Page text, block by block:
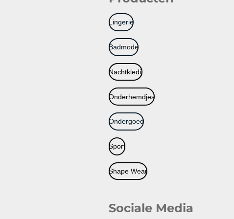
Lingerie
Badmode
Nachtkledij
Onderhemdjes
Ondergoed
Sport
Shape Wear
Sociale Media